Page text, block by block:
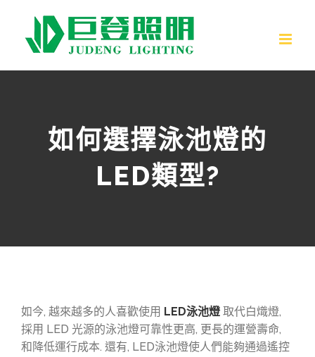
如何選擇泳池燈的
LED類型?
如今, 越來越多的人喜歡使用 LED泳池燈取代白熾燈,
採用 LED 光源的泳池燈可靠性更高, 更長的運營壽命,
和降低運行成本. 還有, LED泳池燈使人們能夠通過遙控